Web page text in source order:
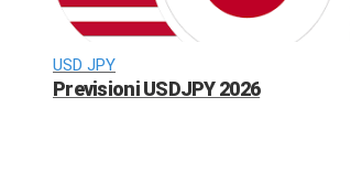
USD JPY
Previsioni USDJPY 2026